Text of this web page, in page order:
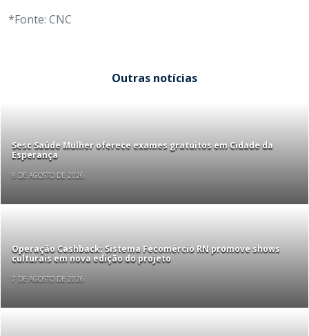
*Fonte: CNC
Outras notícias
Sesc Saúde Mulher oferece exames gratuitos em Cidade da
Esperança
8 DE AGOSTO DE 2026
Operação Cashback: Sistema Fecomércio RN promove shows
culturais em nova edição do projeto
7 DE AGOSTO DE 2026